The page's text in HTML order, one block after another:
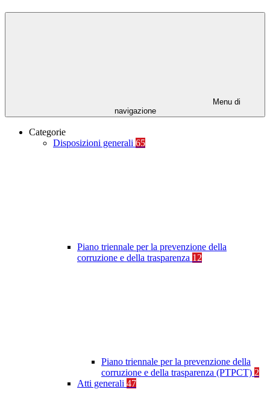
Menu di
navigazione
Categorie
Disposizioni generali 65
Piano triennale per la prevenzione della
corruzione e della trasparenza 12
Piano triennale per la prevenzione della
corruzione e della trasparenza (PTPCT) 2
Atti generali 47